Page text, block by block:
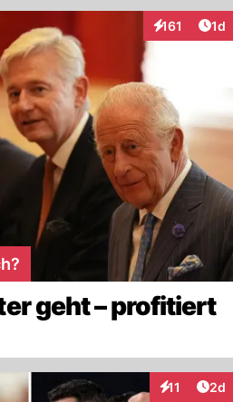
161
Interaktionen
1d
geht – profitiert
11 2d